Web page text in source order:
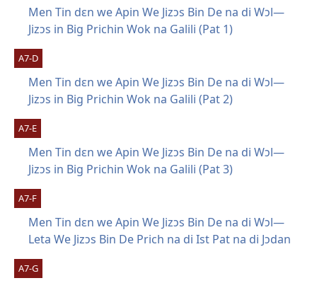
Men Tin dɛn we Apin We Jizɔs Bin De na di Wɔl—
Jizɔs in Big Prichin Wok na Galili (Pat 1)
A7-D
Men Tin dɛn we Apin We Jizɔs Bin De na di Wɔl—
Jizɔs in Big Prichin Wok na Galili (Pat 2)
A7-E
Men Tin dɛn we Apin We Jizɔs Bin De na di Wɔl—
Jizɔs in Big Prichin Wok na Galili (Pat 3)
A7-F
Men Tin dɛn we Apin We Jizɔs Bin De na di Wɔl—
Leta We Jizɔs Bin De Prich na di Ist Pat na di Jɔdan
A7-G